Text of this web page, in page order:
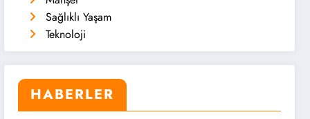
Sağlıklı Yaşam
Teknoloji
HABERLER